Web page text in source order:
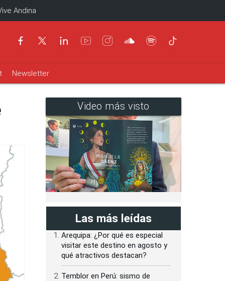
Andina
Newsletter
Video más visto
Las más leídas
Arequipa: ¿Por qué es especial
visitar este destino en agosto y
qué atractivos destacan?
Temblor en Perú: sismo de